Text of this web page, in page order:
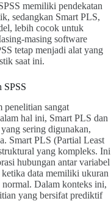
memiliki pendekatan
sedangkan Smart PLS,
lebih cocok untuk
masing software
tetap menjadi alat yang
saat ini.
SPSS
penelitian sangat
hal ini, Smart PLS dan
sering digunakan,
Smart PLS (Partial Least
yang kompleks. Ini
hubungan antar variabel
data memiliki ukuran
Dalam konteks ini,
yang bersifat prediktif